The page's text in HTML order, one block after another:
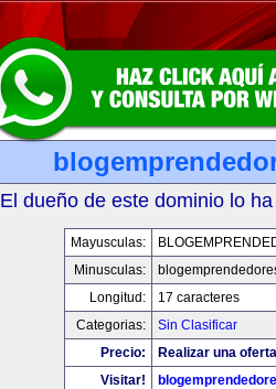
El dueño de este dominio lo
Mayusculas:
Minusculas:
Longitud:
17 caracteres
Categorias:
Sin Clasificar
Precio:
Realizar una
Visitar!